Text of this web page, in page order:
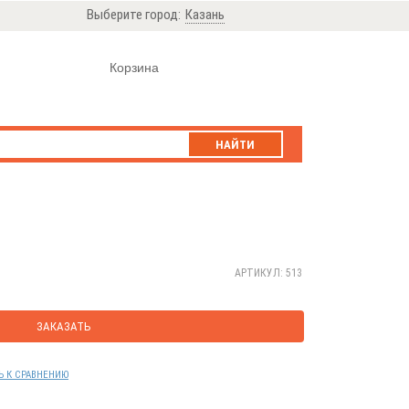
Выберите город: Казань
Корзина
НАЙТИ
АРТИКУЛ: 513
ЗАКАЗАТЬ
К СРАВНЕНИЮ